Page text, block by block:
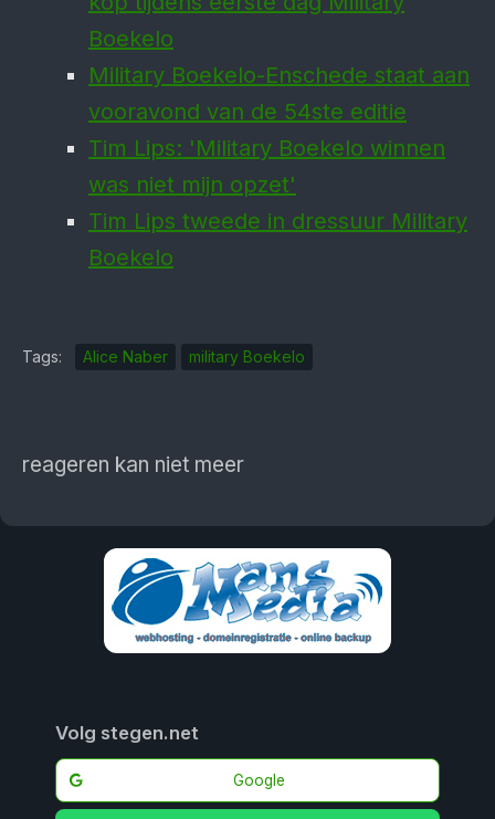
Boekelo
Military Boekelo-Enschede staat aan
vooravond van de 54ste editie
Tim Lips: 'Military Boekelo winnen
was niet mijn opzet'
Tim Lips tweede in dressuur Military
Boekelo
Tags: Alice Naber military Boekelo
reageren kan niet meer
Volg stegen.net
Google